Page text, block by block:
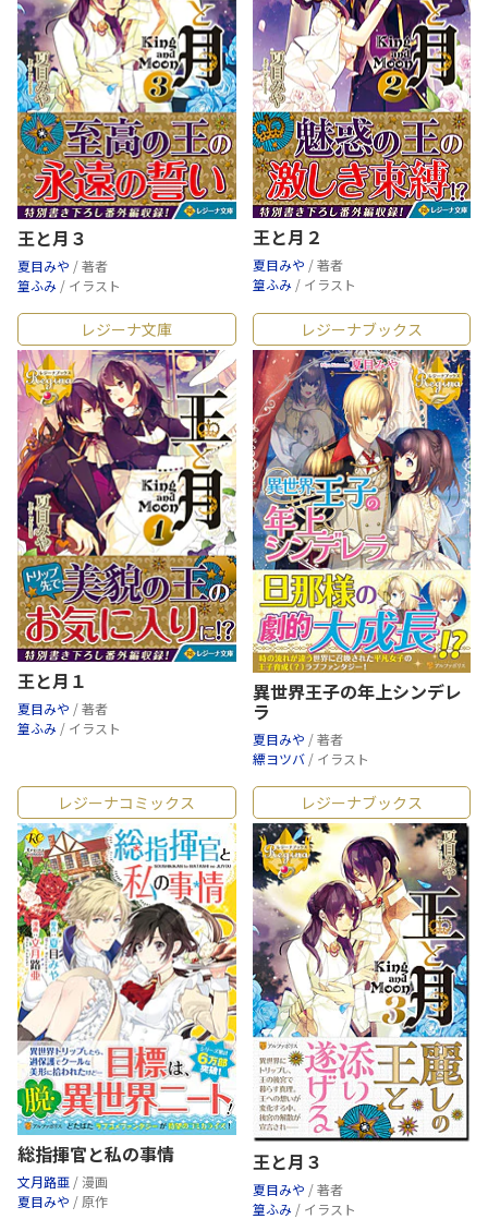
王と月３
夏目みや / 著者
篁ふみ / イラスト
王と月２
夏目みや / 著者
篁ふみ / イラスト
レジーナ文庫
王と月１
夏目みや / 著者
篁ふみ / イラスト
レジーナブックス
異世界王子の年上シンデレ
ラ
夏目みや / 著者
縹ヨツバ / イラスト
レジーナコミックス
総指揮官と私の事情
文月路亜 / 漫画
夏目みや / 原作
レジーナブックス
王と月３
夏目みや / 著者
篁ふみ / イラスト